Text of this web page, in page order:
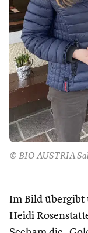
© BIO AUSTRIA
Im Bild übergibt
Heidi